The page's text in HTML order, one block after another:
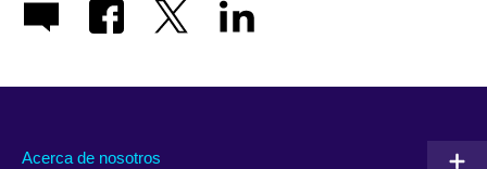
Acerca de nosotros